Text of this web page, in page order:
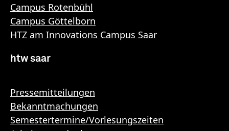
Campus Rotenbühl
Campus Göttelborn
HTZ am Innovations Campus Saar
htw saar
Pressemitteilungen
Bekanntmachungen
Semestertermine/Vorlesungszeiten